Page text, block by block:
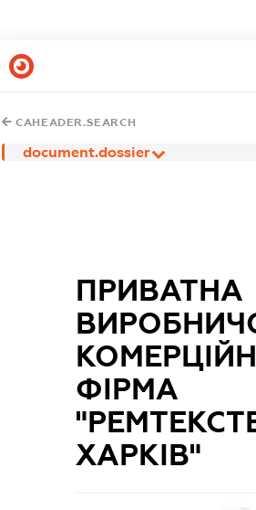
CAHEADER.SEARCH
document.dossier
ПРИВАТНА
ФІРМА
ХАРКІВ"